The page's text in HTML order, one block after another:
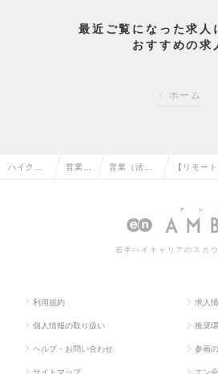
最近ご覧になった求人
おすすめの求
ホーム
ハイクラ 営業系 営業（法人 【リモー
若手ハイキャリアのスカ
利用規約 求人
個人情報の取り扱い 推奨
ヘルプ・お問い合わせ 参画
サイトマップ エン